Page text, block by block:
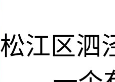
松江区泗